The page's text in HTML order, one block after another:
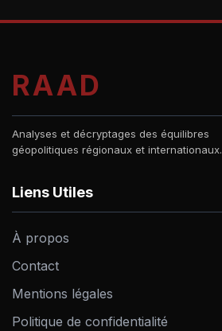
RAAD
Analyses et décryptages des équilibres
géopolitiques régionaux et internationaux.
Liens Utiles
À propos
Contact
Mentions légales
Politique de confidentialité